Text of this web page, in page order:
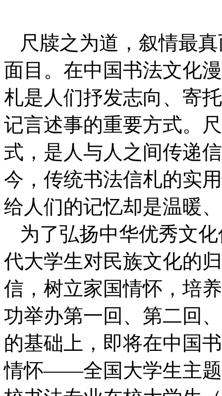
尺牍之为道，叙情最
面目。在中国书法文化
札是人们抒发志向、寄
记言述事的重要方式。
式，是人与人之间传递
今，传统书法信札的实
给人们的记忆却是温暖
为了弘扬中华优秀文
代大学生对民族文化的
信，树立家国情怀，培
功举办第一回、第二回
的基础上，即将在中国
情怀——全国大学生主题